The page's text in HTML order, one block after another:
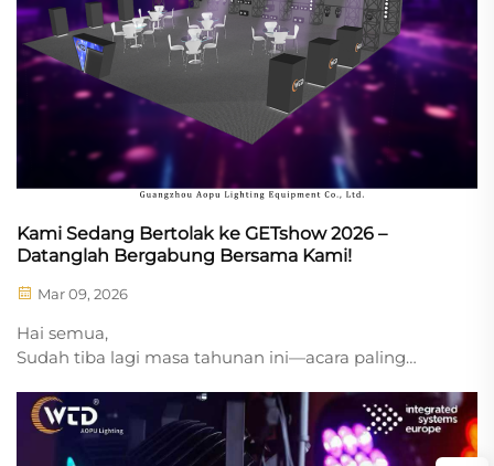
Kami Sedang Bertolak ke GETshow 2026 –
Datanglah Bergabung Bersama Kami!
Mar 09, 2026
Hai semua,
Sudah tiba lagi masa tahunan ini—acara paling
Tiongkok Selatan: GETshow 2026! Kami sangat
gembira dapat kembali hadir, dan tahun ini, kami
membawa barisan terkuat peralatan pencahayaan